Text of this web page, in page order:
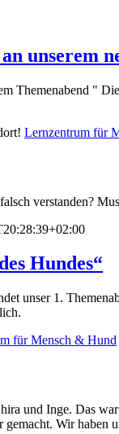
unserem
Themenabend "
Lernzentrum für
verstanden?
Hundes“
1.
für Mensch & Hund
und Inge. Das
Wir